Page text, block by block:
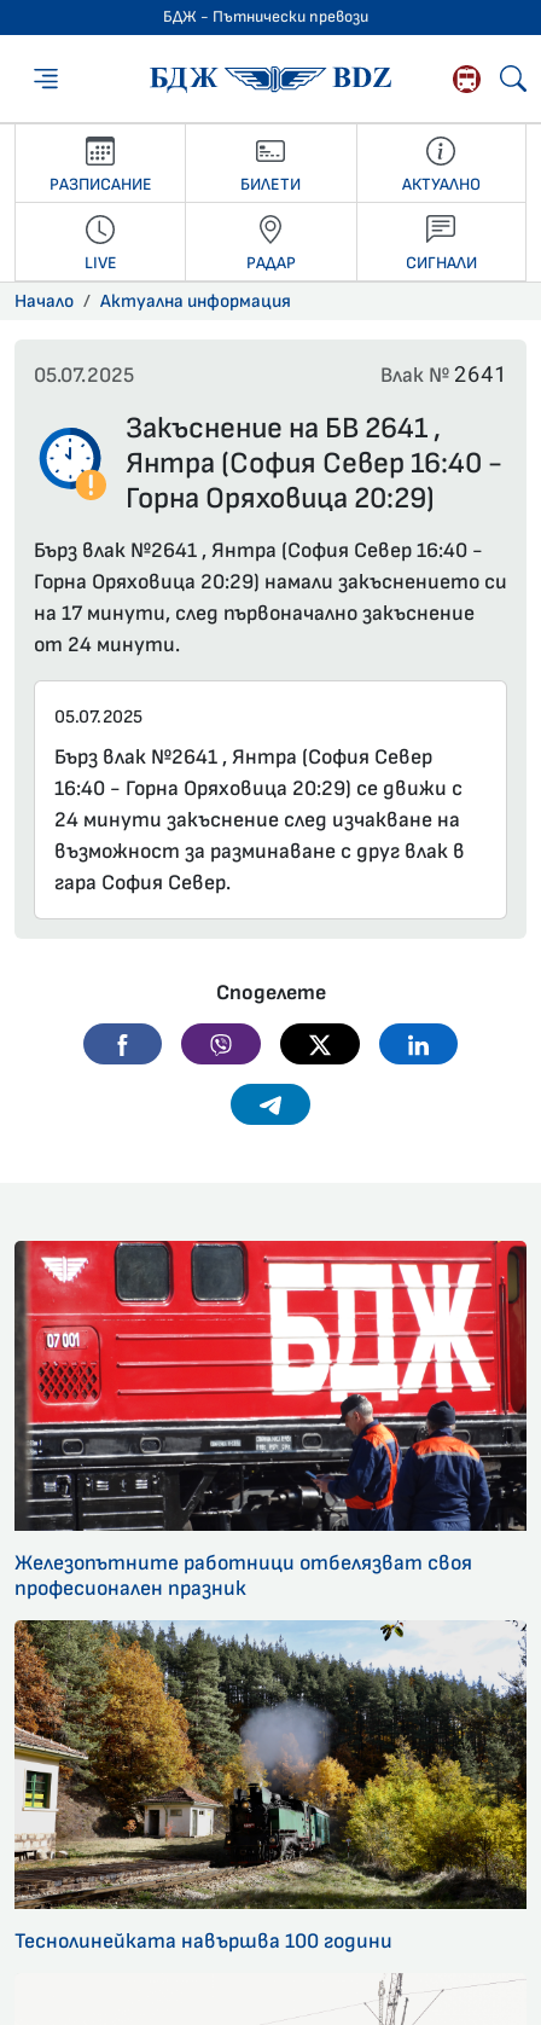
БДЖ - Пътнически превози
БДЖ -
РАЗПИСАНИЕ БИЛЕТИ АКТУАЛНО
LIVE РАДАР СИГНАЛИ
Начало Актуална информация
05.07.2025 Влак №2641
Закъснение на БВ 2641 ,
Янтра (София Север 16:40 -
Горна Оряховица 20:29)
Бърз влак №2641 , Янтра (София Север 16:40 -
Горна Оряховица 20:29) намали закъснението си
на 17 минути, след първоначално закъснение
от 24 минути.
05.07.2025
Бърз влак №2641 , Янтра (София Север
16:40 - Горна Оряховица 20:29) се движи с
24 минути закъснение след изчакване на
възможност за разминаване с друг влак в
гара София Север.
Споделете
Facebook Viber Twitter Linkedin
Telegram
Железопътните работници отбелязват своя
професионален празник
Теснолинейката навършва 100 години